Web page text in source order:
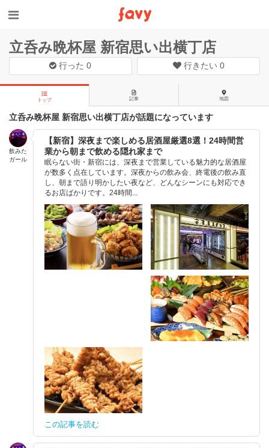
立呑み晩杯屋 新宿思い出横丁店
行った0 行きたい 0
トップ 記事 地図
立呑み晩杯屋 新宿思い出横丁店が話題になっています
飲みた
ガール
【新宿】深夜まで楽しめる居酒屋厳選8選！24時間営
業から朝まで飲める隠れ家まで
眠らない街・新宿には、深夜まで営業している魅力的な居酒屋
が数多く点在しています。深夜からの飲み会、終電後の飲み直
し、朝まで語り明かしたい夜など、どんなシーンにも対応でき
るお店ばかりです。24時間...
この記事を読む